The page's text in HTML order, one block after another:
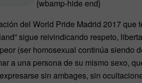
{wbamp-hide end}
del World Pride Madrid 2017 que
sigue reivindicando respeto,
(ser homosexual continúa siendo
a una persona de su mismo sexo,
sin ambages, sin